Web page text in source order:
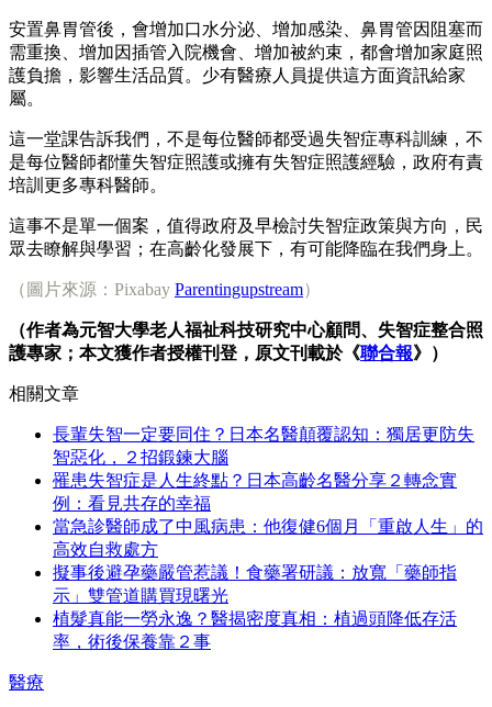
安置鼻胃管後，會增加口水分泌、增加感染、鼻胃管因阻塞而
需重換、增加因插管入院機會、增加被約束，都會增加家庭照
護負擔，影響生活品質。少有醫療人員提供這方面資訊給家
屬。
這一堂課告訴我們，不是每位醫師都受過失智症專科訓練，不
是每位醫師都懂失智症照護或擁有失智症照護經驗，政府有責
培訓更多專科醫師。
這事不是單一個案，值得政府及早檢討失智症政策與方向，民
眾去瞭解與學習；在高齡化發展下，有可能降臨在我們身上。
（圖片來源：Pixabay Parentingupstream）
（作者為元智大學老人福祉科技研究中心顧問、失智症整合照
護專家；本文獲作者授權刊登，原文刊載於《聯合報》）
相關文章
長輩失智一定要同住？日本名醫顛覆認知：獨居更防失
智惡化，２招鍛鍊大腦
罹患失智症是人生終點？日本高齡名醫分享２轉念實
例：看見共存的幸福
當急診醫師成了中風病患：他復健6個月「重啟人生」的
高效自救處方
擬事後避孕藥嚴管惹議！食藥署研議：放寬「藥師指
示」雙管道購買現曙光
植髮真能一勞永逸？醫揭密度真相：植過頭降低存活
率，術後保養靠２事
醫療